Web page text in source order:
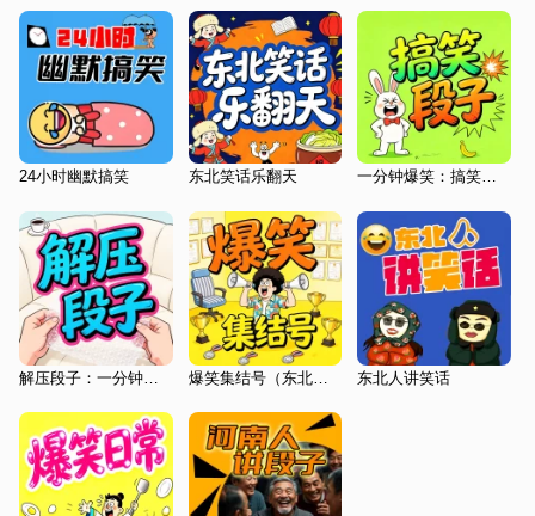
24小时幽默搞笑 东北笑话乐翻天 一分钟爆笑：搞笑段子
爆笑集结号（东北方言版笑话） 东北人讲笑话